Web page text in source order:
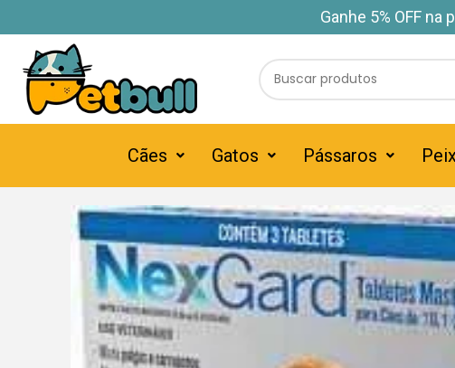
Ganhe 5% OFF na
Cães Gatos Pássaros